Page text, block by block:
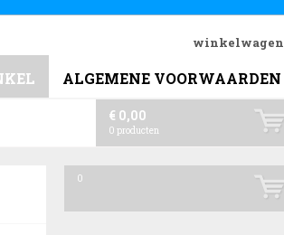
winkelwagen
ALGEMENE VOORWAARDEN
€ 0,00
0 producten
0